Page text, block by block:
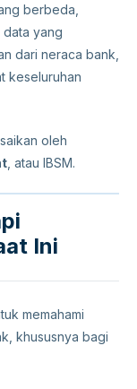
berbeda,
yang
dari neraca bank,
keseluruhan
oleh
, atau IBSM.
Ini
memahami
khususnya bagi